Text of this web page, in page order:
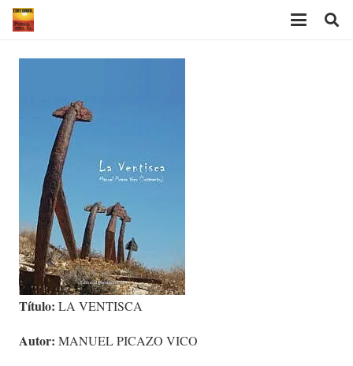
Título: LA VENTISCA
Autor: MANUEL PICAZO VICO